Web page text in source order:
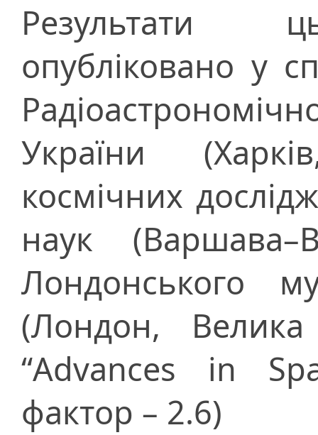
Результати
опубліковано у
України
космічних
наук
Лондонського
(Лондон,
“Advances in
фактор – 2.6)